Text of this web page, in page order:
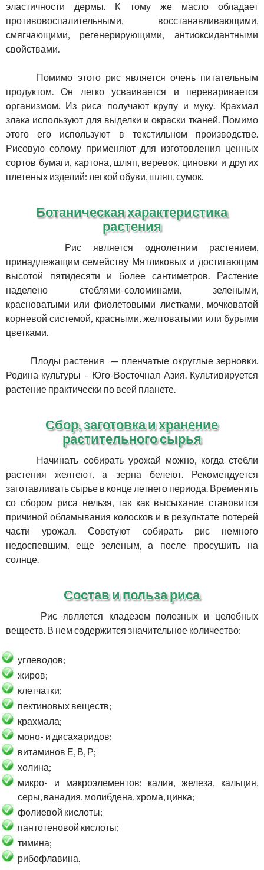
эластичности дермы. К тому же масло обладает
противовоспалительными, восстанавливающими,
смягчающими, регенерирующими, антиоксидантными
свойствами.
Помимо этого рис является очень питательным
продуктом. Он легко усваивается и переваривается
организмом. Из риса получают крупу и муку. Крахмал
злака используют для выделки и окраски тканей. Помимо
этого его используют в текстильном производстве.
Рисовую солому применяют для изготовления ценных
сортов бумаги, картона, шляп, веревок, циновки и других
плетеных изделий: легкой обуви, шляп, сумок.
Ботаническая характеристика
растения
Рис является однолетним растением,
принадлежащим семейству Мятликовых и достигающим
высотой пятидесяти и более сантиметров. Растение
наделено стеблями-соломинами, зелеными,
красноватыми или фиолетовыми листками, мочковатой
корневой системой, красными, желтоватыми или бурыми
цветками.
Плоды растения — пленчатые округлые зерновки.
Родина культуры – Юго-Восточная Азия. Культивируется
растение практически по всей планете.
Сбор, заготовка и хранение
растительного сырья
Начинать собирать урожай можно, когда стебли
растения желтеют, а зерна белеют. Рекомендуется
заготавливать сырье в конце летнего периода. Временить
со сбором риса нельзя, так как высыхание становится
причиной обламывания колосков и в результате потерей
части урожая. Советуют собирать рис немного
недоспевшим, еще зеленым, а после просушить на
солнце.
Состав и польза риса
Рис является кладезем полезных и целебных
веществ. В нем содержится значительное количество:
углеводов;
жиров;
клетчатки;
пектиновых веществ;
крахмала;
моно- и дисахаридов;
витаминов Е, В, Р;
холина;
микро- и макроэлементов: калия, железа, кальция,
серы, ванадия, молибдена, хрома, цинка;
фолиевой кислоты;
пантотеновой кислоты;
тимина;
рибофлавина.